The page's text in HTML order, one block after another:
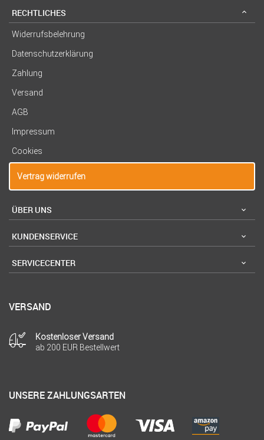
RECHTLICHES
Widerrufsbelehrung
Datenschutzerklärung
Zahlung
Versand
AGB
Impressum
Cookies
Vertrag widerrufen
ÜBER UNS
KUNDENSERVICE
SERVICECENTER
VERSAND
Kostenloser Versand
ab 200 EUR Bestellwert
UNSERE ZAHLUNGSARTEN